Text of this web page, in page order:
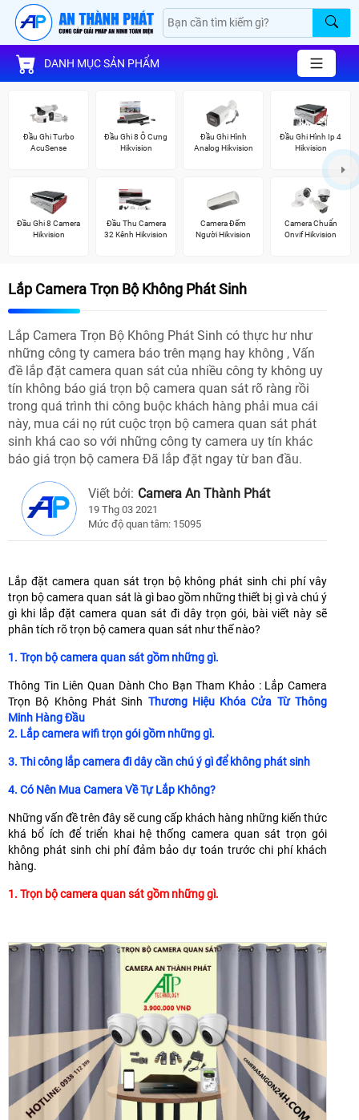
DANH MỤC SẢN PHẨM
Đầu Ghi Turbo
AcuSense
Đầu Ghi 8 Ổ Cưng
Hikvision
Đầu Ghi Hình
Analog Hikvision
Đầu Ghi Hình Ip 4
Hikvision
Đầu Ghi 8 Camera
Hikvision
Đầu Thu Camera
32 Kênh Hikvision
Camera Đếm
Người Hikvision
Camera Chuẩn
Onvif Hikvision
Lắp Camera Trọn Bộ Không Phát Sinh
Lắp Camera Trọn Bộ Không Phát Sinh có thực hư như
những công ty camera báo trên mạng hay không , Vấn
đề lắp đặt camera quan sát của nhiều công ty không uy
tín không báo giá trọn bộ camera quan sát rõ ràng rồi
trong quá trình thi công buộc khách hàng phải mua cái
này, mua cái nọ rút cuộc trọn bộ camera quan sát phát
sinh khá cao so với những công ty camera uy tín khác
báo giá trọn bộ camera Đã lắp đặt ngay từ ban đầu.
Viết bởi: Camera An Thành Phát
19 Thg 03 2021
Mức độ quan tâm: 15095
Lắp đặt camera quan sát trọn bộ không phát sinh chi phí vây
trọn bộ camera quan sát là gì bao gồm những thiết bị gì và chú ý
gì khi lắp đặt camera quan sát đi dây trọn gói, bài viết này sẽ
phân tích rõ trọn bộ camera quan sát như thế nào?
1. Trọn bộ camera quan sát gồm những gì.
Thông Tin Liên Quan Dành Cho Bạn Tham Khảo : Lắp Camera
Trọn Bộ Không Phát Sinh Thương Hiệu Khóa Cửa Từ Thông
Minh Hàng Đầu
2. Lắp camera wifi trọn gói gồm những gì.
3. Thi công lắp camera đi dây cần chú ý gì để không phát sinh
4. Có Nên Mua Camera Về Tự Lắp Không?
Những vấn đề trên đây sẽ cung cấp khách hàng những kiến thức
khá bổ ích để triển khai hệ thống camera quan sát trọn gói
không phát sinh chi phí đảm bảo dự toán trước chi phí khách
hàng.
1. Trọn bộ camera quan sát gồm những gì.